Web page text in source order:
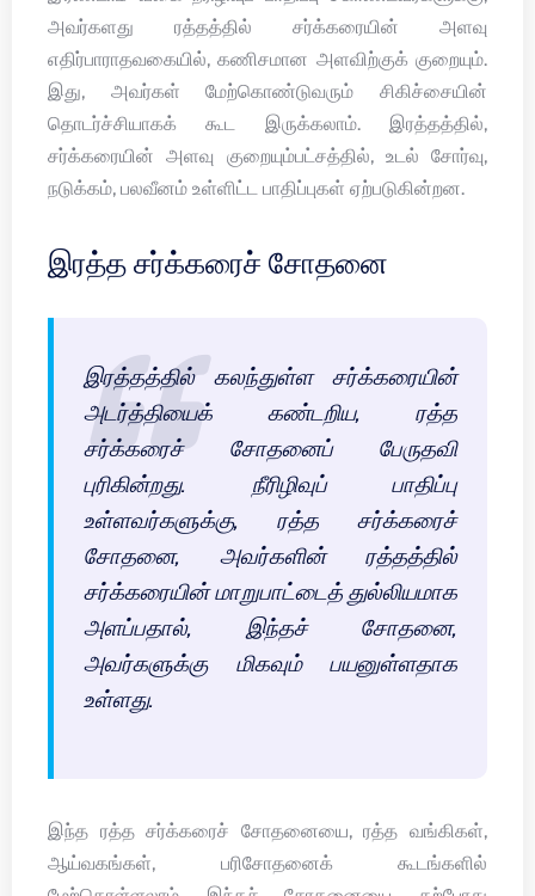
அவர்களது ரத்தத்தில் சர்க்கரையின் அளவு
எதிர்பாராதவகையில், கணிசமான அளவிற்குக் குறையும்.
இது, அவர்கள் மேற்கொண்டுவரும் சிகிச்சையின்
தொடர்ச்சியாகக் கூட இருக்கலாம். இரத்தத்தில்,
சர்க்கரையின் அளவு குறையும்பட்சத்தில், உடல் சோர்வு,
நடுக்கம், பலவீனம் உள்ளிட்ட பாதிப்புகள் ஏற்படுகின்றன.
இரத்த சர்க்கரைச் சோதனை
இரத்தத்தில் கலந்துள்ள சர்க்கரையின்
அடர்த்தியைக் கண்டறிய, ரத்த
சர்க்கரைச் சோதனைப் பேருதவி
புரிகின்றது. நீரிழிவுப் பாதிப்பு
உள்ளவர்களுக்கு, ரத்த சர்க்கரைச்
சோதனை, அவர்களின் ரத்தத்தில்
சர்க்கரையின் மாறுபாட்டைத் துல்லியமாக
அளப்பதால், இந்தச் சோதனை,
அவர்களுக்கு மிகவும் பயனுள்ளதாக
உள்ளது.
இந்த ரத்த சர்க்கரைச் சோதனையை, ரத்த வங்கிகள்,
ஆய்வகங்கள், பரிசோதனைக் கூடங்களில்